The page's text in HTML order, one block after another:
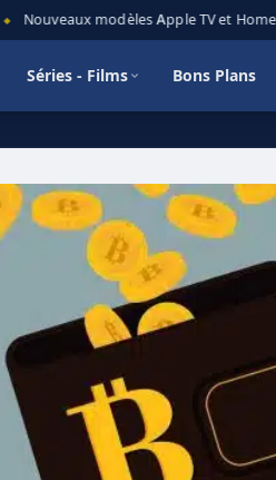
Nouveaux modèles Apple TV et
Séries - Films Bons Plans